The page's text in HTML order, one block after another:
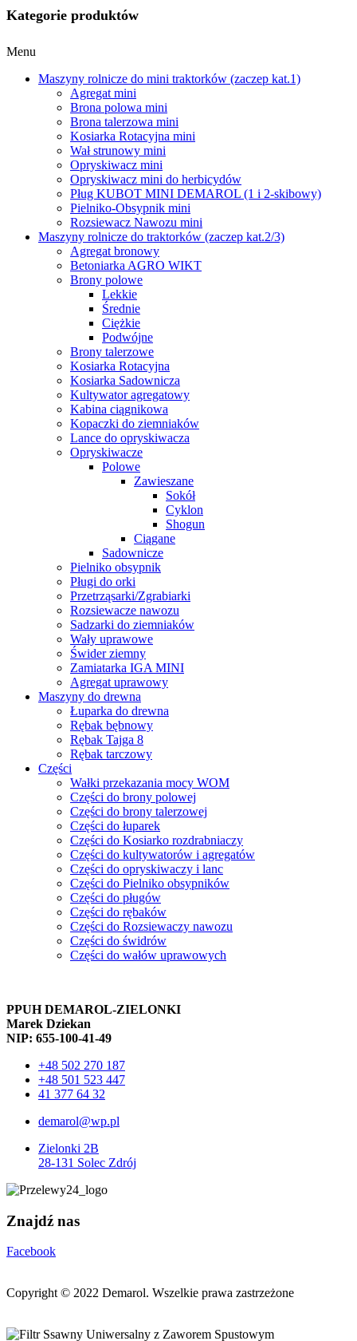
Kategorie produktów
Menu
Maszyny rolnicze do mini traktorków (zaczep kat.1)
Agregat mini
Brona polowa mini
Brona talerzowa mini
Kosiarka Rotacyjna mini
Wał strunowy mini
Opryskiwacz mini
Opryskiwacz mini do herbicydów
Pług KUBOT MINI DEMAROL (1 i 2-skibowy)
Pielniko-Obsypnik mini
Rozsiewacz Nawozu mini
Maszyny rolnicze do traktorków (zaczep kat.2/3)
Agregat bronowy
Betoniarka AGRO WIKT
Brony polowe
Lekkie
Średnie
Ciężkie
Podwójne
Brony talerzowe
Kosiarka Rotacyjna
Kosiarka Sadownicza
Kultywator agregatowy
Kabina ciągnikowa
Kopaczki do ziemniaków
Lance do opryskiwacza
Opryskiwacze
Polowe
Zawieszane
Sokół
Cyklon
Shogun
Ciągane
Sadownicze
Pielniko obsypnik
Pługi do orki
Przetrząsarki/Zgrabiarki
Rozsiewacze nawozu
Sadzarki do ziemniaków
Wały uprawowe
Świder ziemny
Zamiatarka IGA MINI
Agregat uprawowy
Maszyny do drewna
Łuparka do drewna
Rębak bębnowy
Rębak Tajga 8
Rębak tarczowy
Części
Wałki przekazania mocy WOM
Części do brony polowej
Części do brony talerzowej
Części do łuparek
Części do Kosiarko rozdrabniaczy
Części do kultywatorów i agregatów
Części do opryskiwaczy i lanc
Części do Pielniko obsypników
Części do pługów
Części do rębaków
Części do Rozsiewaczy nawozu
Części do świdrów
Części do wałów uprawowych
PPUH DEMAROL-ZIELONKI
Marek Dziekan
NIP: 655-100-41-49
+48 502 270 187
+48 501 523 447
41 377 64 32
demarol@wp.pl
Zielonki 2B
28-131 Solec Zdrój
Znajdź nas
Facebook
Copyright © 2022 Demarol. Wszelkie prawa zastrzeżone